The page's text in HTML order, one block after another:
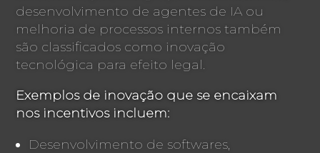
desenvolvimento de agentes de IA ou
melhoria de processos internos também
são classificados como inovação
tecnológica para efeito legal.
Exemplos de inovação que se encaixam
nos incentivos incluem:
Desenvolvimento de softwares,